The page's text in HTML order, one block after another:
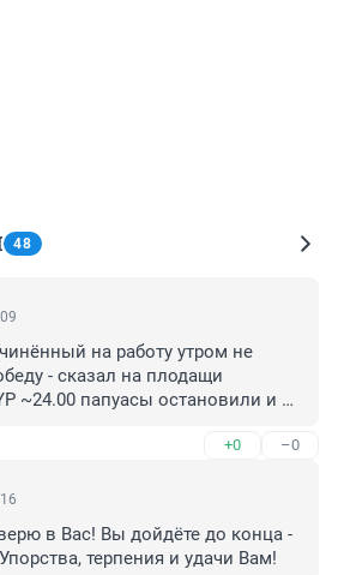
48
на работу утром не
- сказал на плодащи
~24.00 папуасы остановили и
а те уже сели в бобик и
шёл до Есенина - дошёл к 3
+0 –0
в Вас! Вы дойдёте до конца -
терпения и удачи Вам!